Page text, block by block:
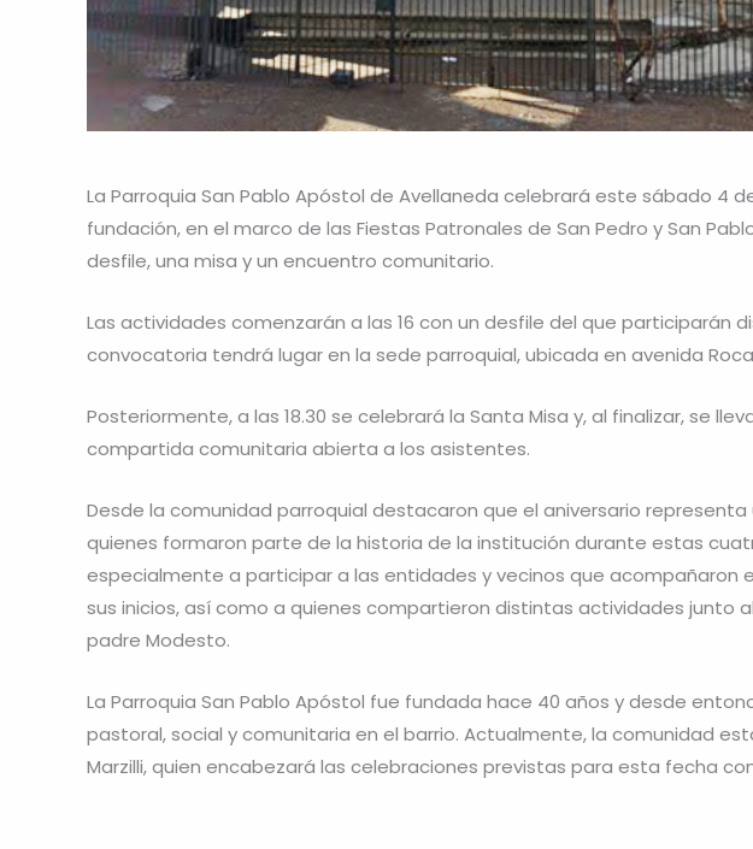
La Parroquia San Pablo Apóstol de Avellaneda celebrará este sábado 4
fundación, en el marco de las Fiestas Patronales de San Pedro y San
desfile, una misa y un encuentro comunitario.
Las actividades comenzarán a las 16 con un desfile del que participarán
convocatoria tendrá lugar en la sede parroquial, ubicada en avenida
Posteriormente, a las 18.30 se celebrará la Santa Misa y, al finalizar, se
compartida comunitaria abierta a los asistentes.
Desde la comunidad parroquial destacaron que el aniversario
quienes formaron parte de la historia de la institución durante estas
especialmente a participar a las entidades y vecinos que acompañaron
sus inicios, así como a quienes compartieron distintas actividades junto
padre Modesto.
La Parroquia San Pablo Apóstol fue fundada hace 40 años y desde
pastoral, social y comunitaria en el barrio. Actualmente, la comunidad
Marzilli, quien encabezará las celebraciones previstas para esta fecha